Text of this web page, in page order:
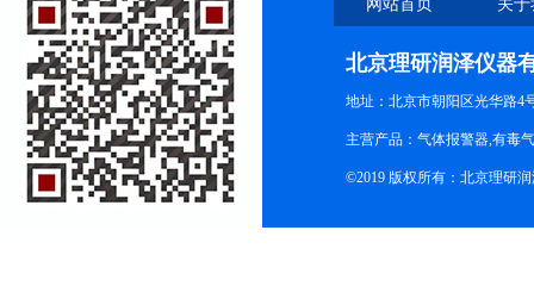
网站首页 关
北京理研润泽仪器
地址：北京市朝阳区光华路4
主营产品：气体报警器,有毒
©2019 版权所有：北京理研